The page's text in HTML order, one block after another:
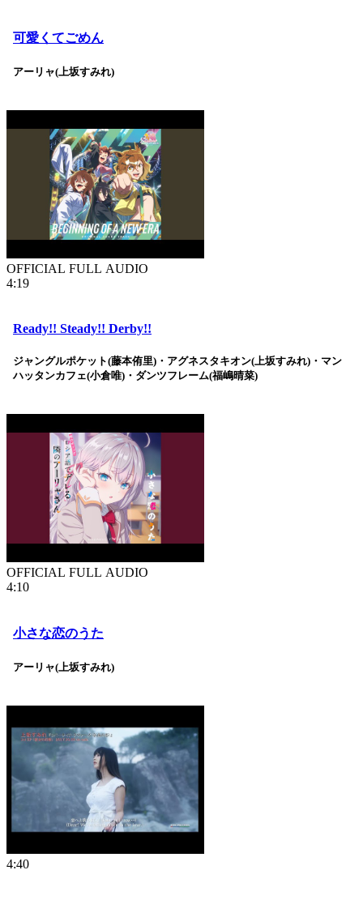
可愛くてごめん
アーリャ(上坂すみれ)
OFFICIAL FULL AUDIO
4:19
Ready!! Steady!! Derby!!
ジャングルポケット(藤本侑里)・アグネスタキオン(上坂すみれ)・マン
ハッタンカフェ(小倉唯)・ダンツフレーム(福嶋晴菜)
OFFICIAL FULL AUDIO
4:10
小さな恋のうた
アーリャ(上坂すみれ)
4:40